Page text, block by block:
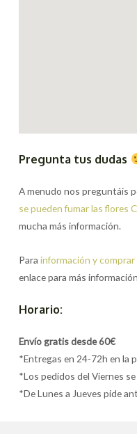
Pregunta tus dudas
A menudo nos preguntáis
se pueden fumar las flores
mucha más información.
Parainformación y comprar
enlace para más
Horario:
Envío gratis desde 60€
*Entregas en 24-72h en la
*Los pedidos del Viernes
*De Lunes a Jueves pide